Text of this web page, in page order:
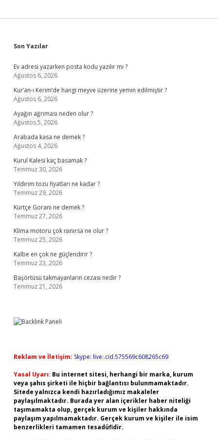
Sidebar
Son Yazılar
Ev adresi yazarken posta kodu yazılır mı ?
Ağustos 6, 2026
Kur’an-ı Kerim’de hangi meyve üzerine yemin edilmiştir ?
Ağustos 6, 2026
Ayağın ağrıması neden olur ?
Ağustos 5, 2026
Arabada kasa ne demek ?
Ağustos 4, 2026
Kurul Kalesi kaç basamak ?
Temmuz 30, 2026
Yıldırım tozu fiyatları ne kadar ?
Temmuz 29, 2026
Kürtçe Gorani ne demek ?
Temmuz 27, 2026
Klima motoru çok ısınırsa ne olur ?
Temmuz 25, 2026
Kalbe en çok ne güçlendirir ?
Temmuz 23, 2026
Başörtüsü takmayanların cezası nedir ?
Temmuz 21, 2026
Reklam ve İletişim: Skype: live:.cid.575569c608265c69
Yasal Uyarı: Bu internet sitesi, herhangi bir marka, kurum
veya şahıs şirketi ile hiçbir bağlantısı bulunmamaktadır.
Sitede yalnızca kendi hazırladığımız makaleler
paylaşılmaktadır. Burada yer alan içerikler haber niteliği
taşımamakta olup, gerçek kurum ve kişiler hakkında
paylaşım yapılmamaktadır. Gerçek kurum ve kişiler ile isim
benzerlikleri tamamen tesadüfidir.